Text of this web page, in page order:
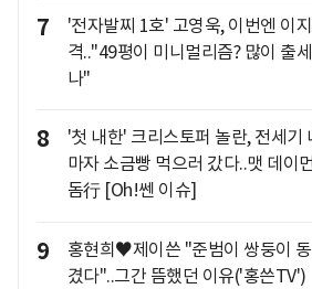
7
'전자발찌 1호' 고영욱, 이번엔 이
격.."49평이 미니멀리즘? 많이 출
나"
8
'첫 내한' 크리스토퍼 놀란, 전세기
마자 소금빵 먹으러 갔다..맷 데이
돔行 [Oh!쎈 이슈]
9
홍현희♥제이쓴 "준범이 쌍둥이
겼다"..그간 뜸했던 이유('홍쓴TV')